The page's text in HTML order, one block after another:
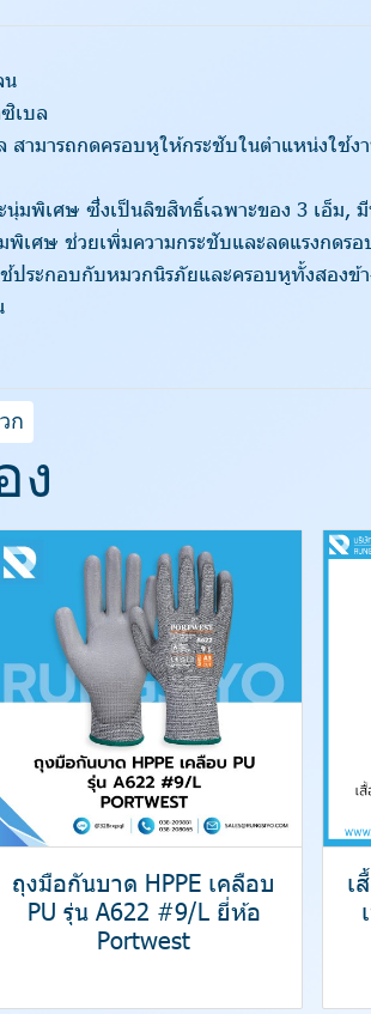
น
เบล
ามารถกดครอบหูให้กระชับในตำแหน่งใช้
พิเศษ ซึ่งเป็นลิขสิทธิ์เฉพาะของ 3 เอ็ม, มี
เศษ ช่วยเพิ่มความกระชับและลดแรงกดร
ระกอบกับหมวกนิรภัยและครอบหูทั้งสอง
ก
ง
ถุงมือกันบาด HPPE เคลือบ
PU รุ่น A622 #9/L ยี่ห้อ
Portwest
เ